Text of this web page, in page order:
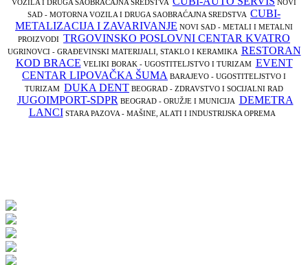
VOZILA I DRUGA SAOBRAĆAJNA SREDSTVA
NOVI
SAD - MOTORNA VOZILA I DRUGA SAOBRAĆAJNA SREDSTVA CUBI-
METALIZACIJA I ZAVARIVANJE NOVI SAD - METALI I METALNI
PROIZVODI TRGOVINSKO POSLOVNI CENTAR KVATRO
UGRINOVCI - GRAĐEVINSKI MATERIJALI, STAKLO I KERAMIKA RESTORAN
KOD BRACE VELIKI BORAK - UGOSTITELJSTVO I TURIZAM EVENT
CENTAR LIPOVAČKA ŠUMA BARAJEVO - UGOSTITELJSTVO I
TURIZAM DUKA DENT BEOGRAD - ZDRAVSTVO I SOCIJALNI RAD
JUGOIMPORT-SDPR BEOGRAD - ORUŽJE I MUNICIJA DEMETRA
LANCI STARA PAZOVA - MAŠINE, ALATI I INDUSTRIJSKA OPREMA